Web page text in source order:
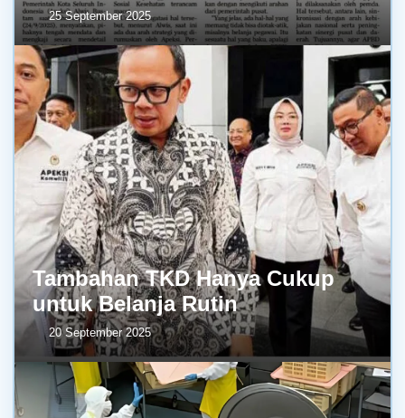
25 September 2025
Tambahan TKD Hanya Cukup
untuk Belanja Rutin
20 September 2025